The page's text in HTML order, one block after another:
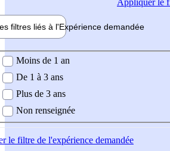
Appliquerle
filtres liés à l'Expérience demandée
demandée
Moins de 1 an
De 1 à 3 ans
Plus de 3 ans
Non renseignée
le filtre de l'expérience demandée